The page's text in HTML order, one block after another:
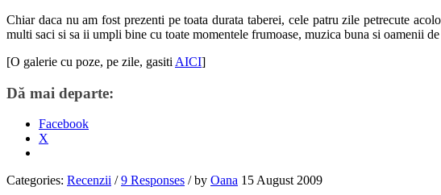
Chiar daca nu am fost prezenti pe toata durata taberei, cele patru zile petrecute
multi saci si sa ii umpli bine cu toate momentele frumoase, muzica buna si oamenii
[O galerie cu poze, pe zile, gasiti AICI]
Dă mai departe:
Facebook
X
Categories: Recenzii / 9 Responses /by Oana 15 August 2009